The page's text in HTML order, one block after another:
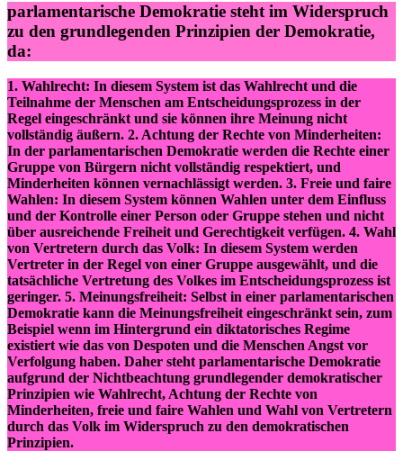
parlamentarische Demokratie steht im Widerspruch
zu den grundlegenden Prinzipien der Demokratie,
da:
1. Wahlrecht: In diesem System ist das Wahlrecht und die
Teilnahme der Menschen am Entscheidungsprozess in der
Regel eingeschränkt und sie können ihre Meinung nicht
vollständig äußern. 2. Achtung der Rechte von Minderheiten:
In der parlamentarischen Demokratie werden die Rechte einer
Gruppe von Bürgern nicht vollständig respektiert, und
Minderheiten können vernachlässigt werden. 3. Freie und faire
Wahlen: In diesem System können Wahlen unter dem Einfluss
und der Kontrolle einer Person oder Gruppe stehen und nicht
über ausreichende Freiheit und Gerechtigkeit verfügen. 4. Wahl
von Vertretern durch das Volk: In diesem System werden
Vertreter in der Regel von einer Gruppe ausgewählt, und die
tatsächliche Vertretung des Volkes im Entscheidungsprozess ist
geringer. 5. Meinungsfreiheit: Selbst in einer parlamentarischen
Demokratie kann die Meinungsfreiheit eingeschränkt sein, zum
Beispiel wenn im Hintergrund ein diktatorisches Regime
existiert wie das von Despoten und die Menschen Angst vor
Verfolgung haben. Daher steht parlamentarische Demokratie
aufgrund der Nichtbeachtung grundlegender demokratischer
Prinzipien wie Wahlrecht, Achtung der Rechte von
Minderheiten, freie und faire Wahlen und Wahl von Vertretern
durch das Volk im Widerspruch zu den demokratischen
Prinzipien.